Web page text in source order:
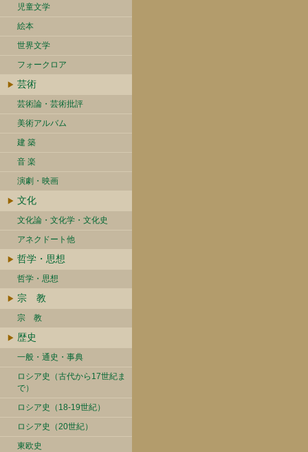
児童文学
絵本
世界文学
フォークロア
芸術
芸術論・芸術批評
美術アルバム
建 築
音 楽
演劇・映画
文化
文化論・文化学・文化史
アネクドート他
哲学・思想
哲学・思想
宗 教
宗 教
歴史
一般・通史・事典
ロシア史（古代から17世紀ま
で）
ロシア史（18-19世紀）
ロシア史（20世紀）
東欧史